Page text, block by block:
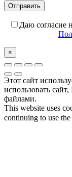
Даю согласие
×
Этот сайт
использовать
файлами.
This website uses
continuing to use